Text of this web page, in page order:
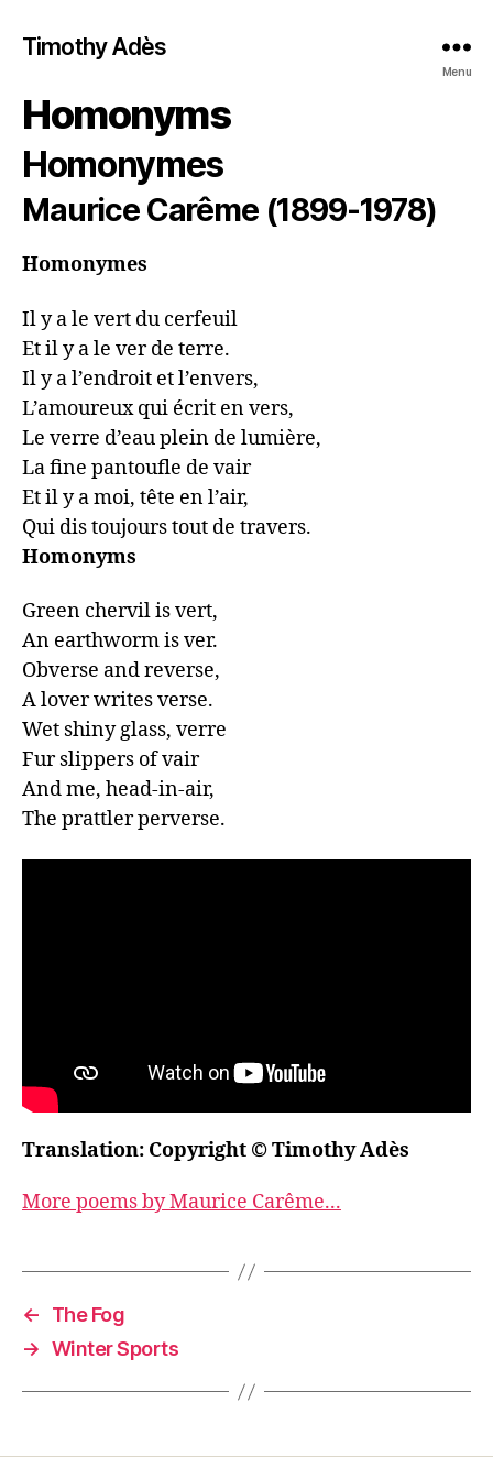
Timothy Adès
Menu
Homonyms
Homonymes
Maurice Carême (1899-1978)
Homonymes
Il y a le vert du cerfeuil
Et il y a le ver de terre.
Il y a l’endroit et l’envers,
L’amoureux qui écrit en vers,
Le verre d’eau plein de lumière,
La fine pantoufle de vair
Et il y a moi, tête en l’air,
Qui dis toujours tout de travers.
Homonyms
Green chervil is vert,
An earthworm is ver.
Obverse and reverse,
A lover writes verse.
Wet shiny glass, verre
Fur slippers of vair
And me, head-in-air,
The prattler perverse.
Translation: Copyright © Timothy Adès
More poems by Maurice Carême...
←
The Fog
→ Winter Sports